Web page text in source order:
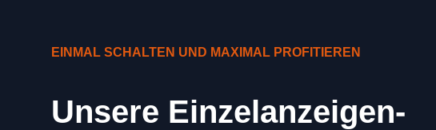
EINMAL SCHALTEN UND MAXIMAL PROFITIEREN
Unsere Einzelanzeigen-